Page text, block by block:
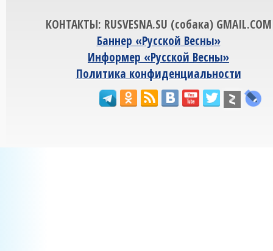
КОНТАКТЫ: RUSVESNA.SU (собака) GMAIL.COM
Баннер «Русской Весны»
Информер «Русской Весны»
Политика конфиденциальности